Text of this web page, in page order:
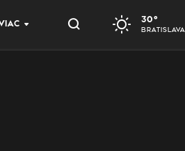
30°
BRATISLAVA